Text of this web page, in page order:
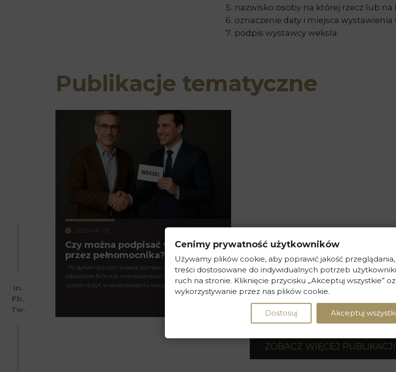
In.
Fb.
Tw.
nazwisko osoby na której rzecz lub
oznaczenie daty i miejsca wystawienia
podpis wystawcy weksla.
Publikacje tematyczne
2025-08-05
Czy można podpisać weksel
przez pełnomocnika?
W dynamicznym świecie biznesu często zdarza się, że
właściciele firm lub menedżerowie nie mogą osobiście
uczestniczyć w podpisywaniu wszystkich…
ZOBACZ WIĘCEJ PUBLIKACJI
Cenimy prywatność użytkowników
Używamy plików cookie, aby poprawić jakość
treści dostosowane do indywidualnych potrzeb
ruch na stronie. Kliknięcie przycisku „Akceptuj wszystkie”
wykorzystywanie przez nas plików cookie.
Dostosuj Akceptuj